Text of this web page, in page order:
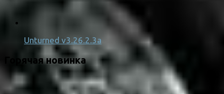
Unturned v3.26.2.3a
Горячая новинка